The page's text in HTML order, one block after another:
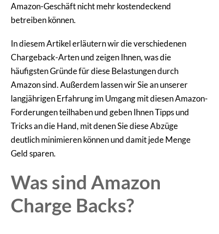
Amazon-Geschäft nicht mehr kostendeckend
betreiben können.
In diesem Artikel erläutern wir die verschiedenen
Chargeback-Arten und zeigen Ihnen, was die
häufigsten Gründe für diese Belastungen durch
Amazon sind. Außerdem lassen wir Sie an unserer
langjährigen Erfahrung im Umgang mit diesen Amazon-
Forderungen teilhaben und geben Ihnen Tipps und
Tricks an die Hand, mit denen Sie diese Abzüge
deutlich minimieren können und damit jede Menge
Geld sparen.
Was sind Amazon
Charge Backs?